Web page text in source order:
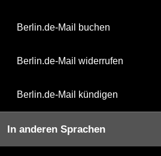
Berlin.de-Mail buchen
Berlin.de-Mail widerrufen
Berlin.de-Mail kündigen
In anderen Sprachen